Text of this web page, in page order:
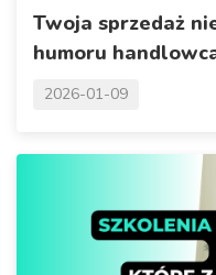
Twoja sprzedaż
humoru
2026-01-09